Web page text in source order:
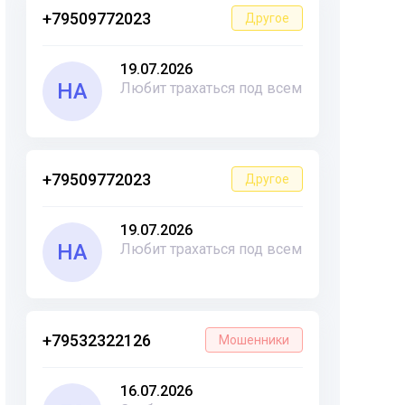
+79509772023 Другое
НА
19.07.2026
Любит трахаться под всем
+79509772023 Другое
НА
19.07.2026
Любит трахаться под всем
+79532322126 Мошенники
16.07.2026